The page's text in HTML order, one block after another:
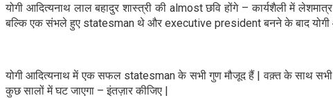
योगी आदित्यनाथ लाल बहादुर शास्त्री की almost छवि होंगे – कार्यशैली में
बल्कि एक संभले हुए statesman थे और executive president बनने के बाद योगी
योगी आदित्यनाथ में एक सफल statesman के सभी गुण मौजूद हैं | वक़्त के साथ सभी
कुछ सालों में घट जाएगा – इंतज़ार कीजिए |